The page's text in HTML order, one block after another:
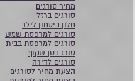
מחיר סורגים
סורגים ברזל
חלון ביטחון לילד
סורגים למרפסת שמש
סורגים למרפסת בבית
סורג בטן שקוף
סורגים לדירה
הצעת מחיר לסורגים